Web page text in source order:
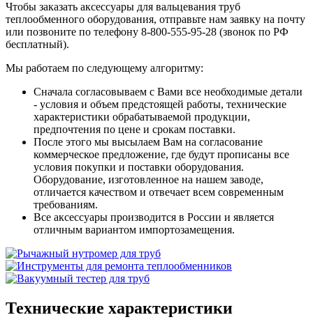
Чтобы заказать аксессуары для вальцевания труб
теплообменного оборудования, отправьте нам заявку на почту
или позвоните по телефону 8-800-555-95-28 (звонок по РФ
бесплатный).
Мы работаем по следующему алгоритму:
Сначала согласовываем с Вами все необходимые детали
- условия и объем предстоящей работы, технические
характеристики обрабатываемой продукции,
предпочтения по цене и срокам поставки.
После этого мы высылаем Вам на согласование
коммерческое предложение, где будут прописаны все
условия покупки и поставки оборудования.
Оборудование, изготовленное на нашем заводе,
отличается качеством и отвечает всем современным
требованиям.
Все аксессуары производится в России и является
отличным вариантом импортозамещения.
Технические характеристики